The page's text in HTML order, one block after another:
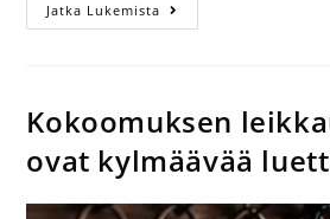
Jatka Lukemista
Kokoomuksen
ovat kylmäävää